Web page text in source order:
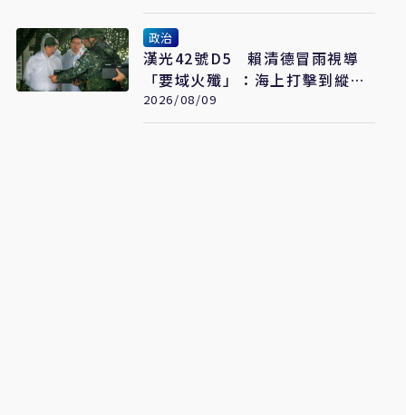
政治
漢光42號D5 賴清德冒雨視導
「要域火殲」：海上打擊到縱深
防禦驗證整體戰力
2026/08/09